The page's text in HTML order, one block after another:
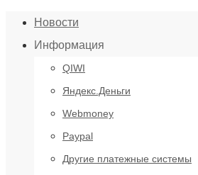
Новости
Информация
QIWI
Яндекс.Деньги
Webmoney
Paypal
Другие платежные системы